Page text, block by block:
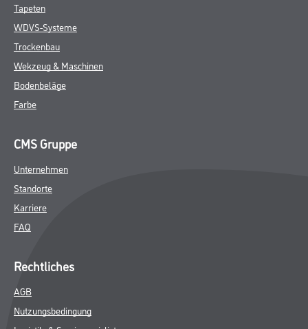
Tapeten
WDVS-Systeme
Trockenbau
Wekzeug & Maschinen
Bodenbeläge
Farbe
CMS Gruppe
Unternehmen
Standorte
Karriere
FAQ
Rechtliches
AGB
Nutzungsbedingung